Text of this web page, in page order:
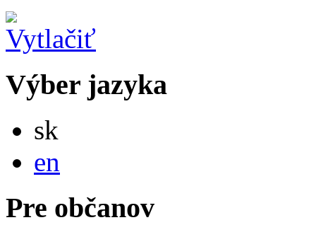
Výber jazyka
sk
en
Pre občanov